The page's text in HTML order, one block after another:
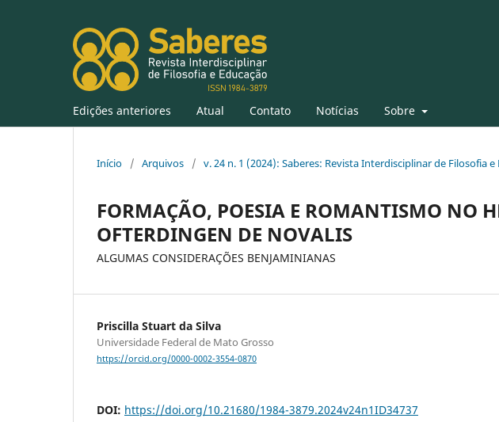
Edições anteriores Atual Contato Notícias Sobre
Início / Arquivos / v. 24 n. 1 (2024): Saberes: Revista Interdisciplinar de Filosofia e
FORMAÇÃO, POESIA E ROMANTISMO NO
OFTERDINGEN DE NOVALIS
ALGUMAS CONSIDERAÇÕES BENJAMINIANAS
Priscilla Stuart da Silva
Universidade Federal de Mato Grosso
https://orcid.org/0000-0002-3554-0870
DOI: https://doi.org/10.21680/1984-3879.2024v24n1ID34737